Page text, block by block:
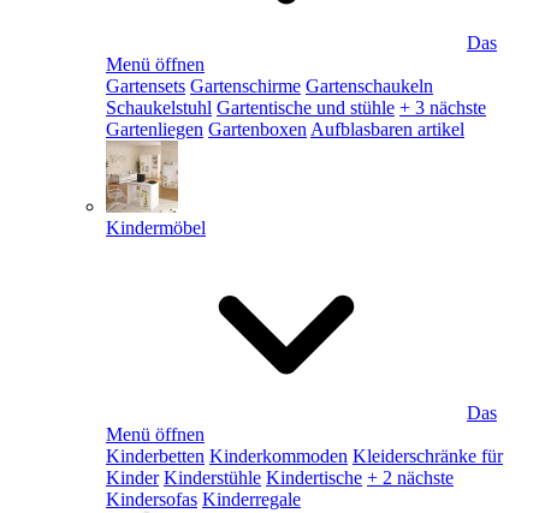
Das
Menü öffnen
Gartensets Gartenschirme Gartenschaukeln
Schaukelstuhl Gartentische und stühle + 3 nächste
Gartenliegen Gartenboxen Aufblasbaren artikel
Kindermöbel
Das
Menü öffnen
Kinderbetten Kinderkommoden Kleiderschränke für
Kinder Kinderstühle Kindertische + 2 nächste
Kindersofas Kinderregale